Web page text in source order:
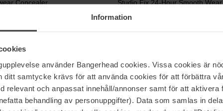
Information
använder Bangerhead cookies. Vissa cookies är
ditt samtycke krävs för att använda cookies för att förbättra
relevant och anpassat innehåll/annonser samt för att aktivera
behandling av personuppgifter). Data som samlas in
Concealer
418 kr
Studio Fix 24-Hour Smooth Wear
7 ml
Concealer
L'Oréal Paris
True Match Radiant Serum
11 ml